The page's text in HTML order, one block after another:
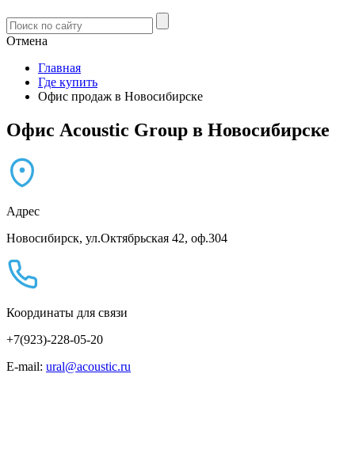
Отмена
Главная
Где купить
Офис продаж в Новосибирске
Офис Acoustic Group в Новосибирске
Адрес
Новосибирск, ул.Октябрьская 42, оф.304
Координаты для связи
+7(923)-228-05-20
E-mail: ural@acoustic.ru